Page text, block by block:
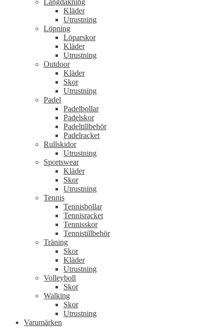
Längdåkning
Kläder
Utrustning
Löpning
Löparskor
Kläder
Utrustning
Outdoor
Kläder
Skor
Utrustning
Padel
Padelbollar
Padelskor
Padeltillbehör
Padelracket
Rullskidor
Utrustning
Sportswear
Kläder
Skor
Utrustning
Tennis
Tennisbollar
Tennisracket
Tennisskor
Tennistillbehör
Träning
Skor
Kläder
Utrustning
Volleyboll
Skor
Walking
Skor
Utrustning
Varumärken